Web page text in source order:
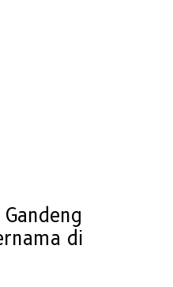
di